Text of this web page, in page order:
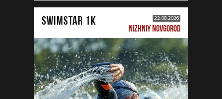
SWIMSTAR 1K 22.08.2026
NIZHNIY NOVGOROD